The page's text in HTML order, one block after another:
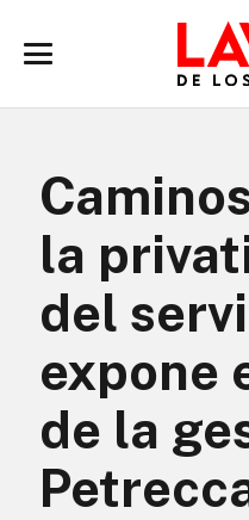
la
del
expone
de la